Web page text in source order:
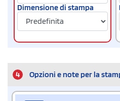
Dimensione di stampa
4 Opzioni e note per la